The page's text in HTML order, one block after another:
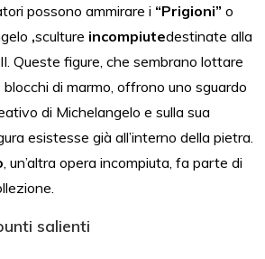
possono ammirare i “Prigioni” o
,sculture incompiutedestinate alla
Queste figure, che sembrano lottare
di marmo, offrono uno sguardo
di Michelangelo e sulla sua
esistesse già all’interno della pietra.
, un’altra opera incompiuta, fa parte di
salienti